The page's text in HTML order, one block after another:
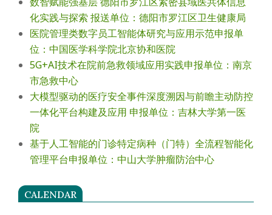
化实践与探索 报送单位：德阳市罗江区卫生健康局
医院管理类数字员工智能体研究与应用示范申报单
位：中国医学科学院北京协和医院
5G+AI技术在院前急救领域应用实践申报单位：南京
市急救中心
大模型驱动的医疗安全事件深度溯因与前瞻主动防控
一体化平台构建及应用 申报单位：吉林大学第一医
院
基于人工智能的门诊特定病种（门特）全流程智能化
管理平台申报单位：中山大学肿瘤防治中心
CALENDAR